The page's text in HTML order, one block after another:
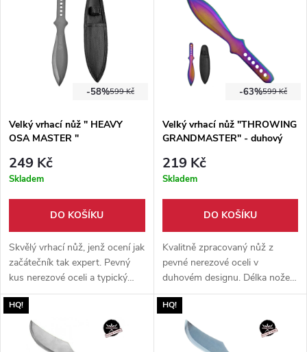
599 Kč
-58%
Velký vrhací nůž " HEAVY
OSA MASTER "
249 Kč
Skladem
DO KOŠÍKU
Skvělý vrhací nůž, jenž ocení jak
začátečník tak expert. Pevný
kus nerezové oceli a typický
tvar vojenského vrhacího nože
OSA. Součástí balení je pevné
nylonové pouzdro.
599 Kč
-63%
Velký vrhací nůž "THROWING
GRANDMASTER" - duhový
219 Kč
Skladem
DO KOŠÍKU
Kvalitně zpracovaný nůž z
pevné nerezové oceli v
duhovém designu. Délka nože
26,6 cm. oboustranná, jemně
ostřená čepel. Součástí nože je
i pevné nylonové pouzdro.
HQ! HQ!